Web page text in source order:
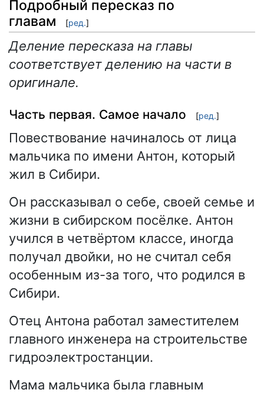
Подробный пересказ по
главам
[ред.]
Деление пересказа на главы
соответствует делению на части в
оригинале.
Часть первая. Самое начало [ред.]
Повествование начиналось от лица
мальчика по имени Антон, который
жил в Сибири.
Он рассказывал о себе, своей семье и
жизни в сибирском посёлке. Антон
учился в четвёртом классе, иногда
получал двойки, но не считал себя
особенным из-за того, что родился в
Сибири.
Отец Антона работал заместителем
главного инженера на строительстве
гидроэлектростанции.
Мама мальчика была главным